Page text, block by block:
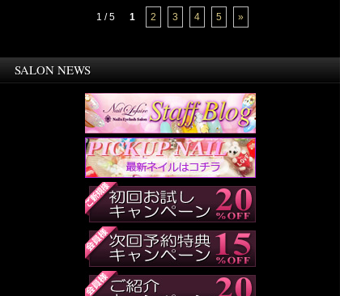
1 / 5 1 2 3 4 5 »
SALON NEWS